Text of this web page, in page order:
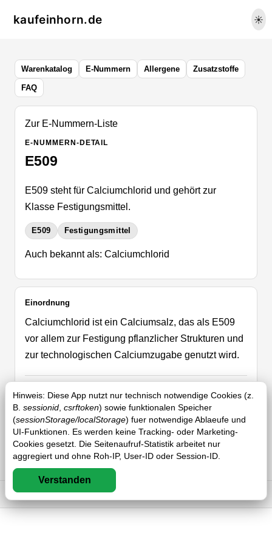
kaufeinhorn.de ☀️
Hinweis: Diese App nutzt nur technisch notwendige Cookies (z.
B. sessionid csrftoken) sowie funktionalen Speicher
(sessionStorage/localStorage) fuer notwendige Ablaeufe und
UI-Funktionen. Es werden keine Tracking- oder Marketing-
Cookies gesetzt. Die Seitenaufruf-Statistik arbeitet nur
aggregiert und ohne Roh-IP, User-ID oder Session-ID.
Verstanden
Warenkatalog E-Nummern Allergene Zusatzstoffe
FAQ
Zur E-Nummern-Liste
E-NUMMERN-DETAIL
E509
E509 steht für Calciumchlorid und gehört zur
Klasse Festigungsmittel.
E509 Festigungsmittel
Auch bekannt als: Calciumchlorid
Einordnung
Calciumchlorid ist ein Calciumsalz, das als E509
vor allem zur Festigung pflanzlicher Strukturen und
zur technologischen Calciumzugabe genutzt wird.
Typische Anwendung
Typische Einsatzbereiche sind Gemüsekonserven,
Tofu, Käseherstellung, Obstverarbeitung und
molekulare Gelierprozesse, in denen Calcium
gezielt Struktur aufbauen soll.
Herkunft
Impressum